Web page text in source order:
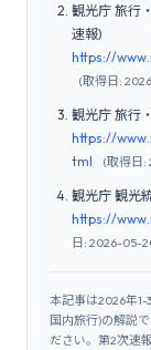
観光庁 旅行
速報)
https://
(取得日:
観光庁 旅行
https://
tml
(取得日
観光庁 観光
https://
日: 2026-05-
本記事は2026年
国内旅行)の解説
ださい。第2次速